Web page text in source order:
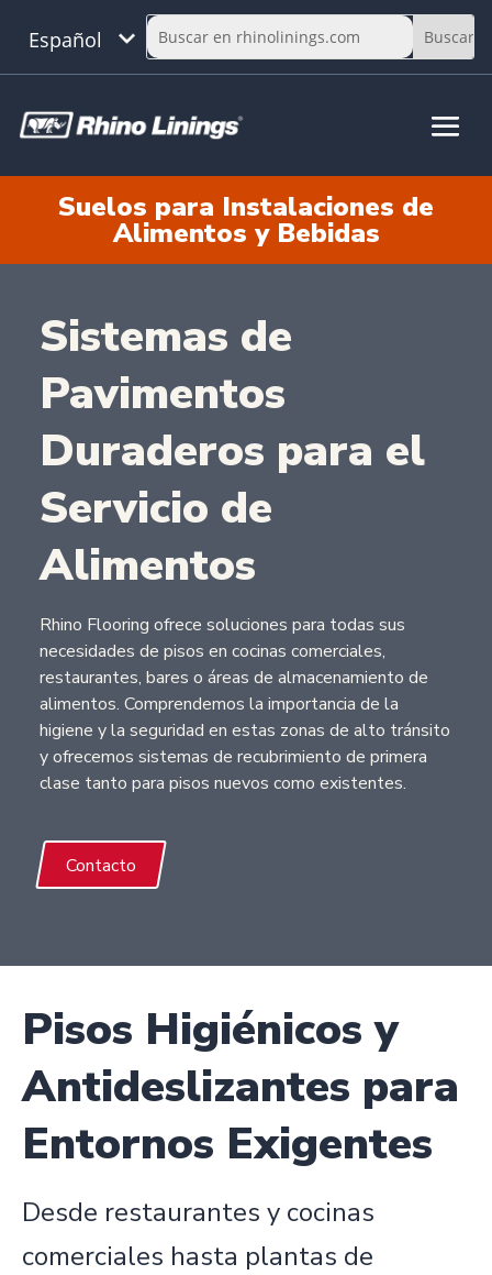
Español
Suelos para Instalaciones de
Alimentos y Bebidas
Sistemas de
Pavimentos
Duraderos para el
Servicio de
Alimentos
Rhino Flooring ofrece soluciones para todas sus
necesidades de pisos en cocinas comerciales,
restaurantes, bares o áreas de almacenamiento de
alimentos. Comprendemos la importancia de la
higiene y la seguridad en estas zonas de alto tránsito
y ofrecemos sistemas de recubrimiento de primera
clase tanto para pisos nuevos como existentes.
Contacto
Pisos Higiénicos y
Antideslizantes para
Entornos Exigentes
Desde restaurantes y cocinas
comerciales hasta plantas de